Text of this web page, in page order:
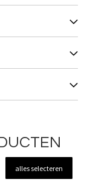
alles selecteren